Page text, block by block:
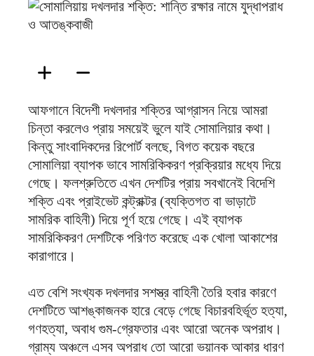
ফিরদাউস
আফগানে বিদেশী দখলদার শক্তির আগ্রাসন নিয়ে আমরা
চিন্তা করলেও প্রায় সময়েই ভুলে যাই সোমালিয়ার কথা।
কিন্তু সাংবাদিকদের রিপোর্ট বলছে, বিগত কয়েক বছরে
সোমালিয়া ব্যাপক ভাবে সামরিকিকরণ প্রক্রিয়ার মধ্যে দিয়ে
গেছে। ফলশ্রুতিতে এখন দেশটির প্রায় সবখানেই বিদেশি
শক্তি এবং প্রাইভেট কন্ট্রাক্টর (ব্যক্তিগত বা ভাড়াটে
সামরিক বাহিনী) দিয়ে পূর্ণ হয়ে গেছে। এই ব্যাপক
সামরিকিকরণ দেশটিকে পরিণত করেছে এক খোলা আকাশের
কারাগারে।
এত বেশি সংখ্যক দখলদার সশস্ত্র বাহিনী তৈরি হবার কারণে
দেশটিতে আশঙ্কাজনক হারে বেড়ে গেছে বিচারবহির্ভূত হত্যা,
গণহত্যা, অবাধ গুম-গ্রেফতার এবং আরো অনেক অপরাধ।
গ্রাম্য অঞ্চলে এসব অপরাধ তো আরো ভয়ানক আকার ধারণ